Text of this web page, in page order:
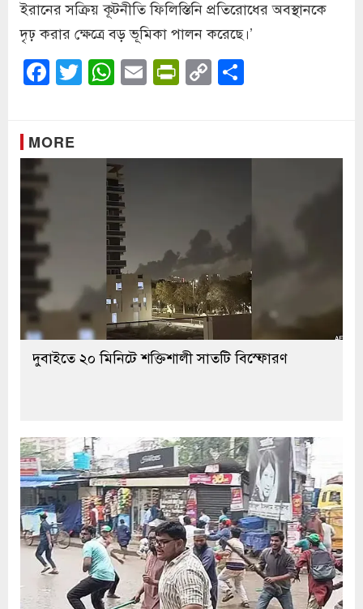
ইরানের সক্রিয় কূটনীতি ফিলিস্তিনি প্রতিরোধের অবস্থানকে
দৃঢ় করার ক্ষেত্রে বড় ভূমিকা পালন করেছে।’
Facebook
Twitter
WhatsApp
EmailPrintFriendly
Copy
Link
MORE
দুবাইতে ২০ মিনিটে শক্তিশালী সাতটি বিস্ফোরণ